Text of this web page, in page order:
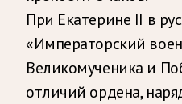
При Екатерине II в
«Императорский
Великомученика и
отличий ордена,